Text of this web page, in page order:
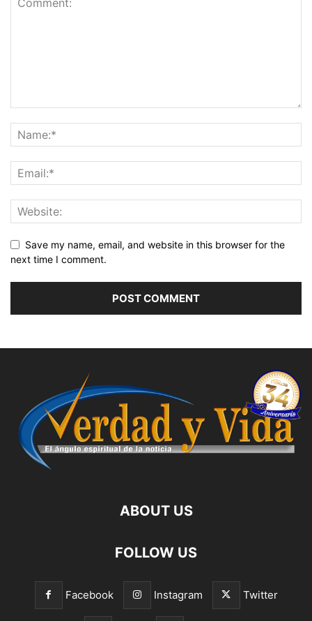
Save my name, email, and website in this browser for the
next time I comment.
ABOUT US
FOLLOW US
Facebook Instagram Twitter